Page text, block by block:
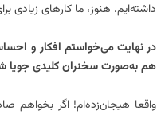
داشته‌ایم. هنوز، ما کارهای زیادی
در نهایت می‌خواستم افکار و
هم به‌صورت سخنران کلیدی جویا
واقعا هیجان‌زده‌ام! اگر بخواهم